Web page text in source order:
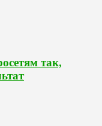
так,